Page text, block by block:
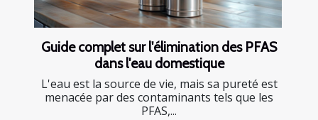
Guide complet sur l'élimination des PFAS
dans l'eau domestique
L'eau est la source de vie, mais sa pureté est
menacée par des contaminants tels que les
PFAS,...